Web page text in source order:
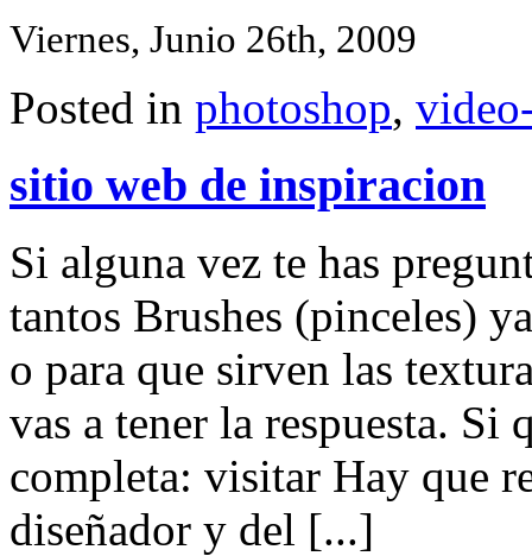
Viernes, Junio 26th, 2009
Posted in photoshop,
sitio web de inspiracion
Si alguna vez te has
tantos Brushes (pinceles)
o para que sirven las
vas a tener la respuesta. Si
completa: visitar Hay que
diseñador y del [...]